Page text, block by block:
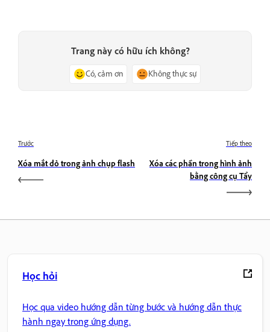
Trang này có hữu ích không?
Có, cảm ơn Không thực sự
Trước
Xóa mắt đỏ trong ảnh chụp flash
Tiếp theo
Xóa các phần trong hình ảnh
bằng công cụ Tẩy
Học hỏi
Học qua video hướng dẫn từng bước và hướng dẫn thực
hành ngay trong ứng dụng.